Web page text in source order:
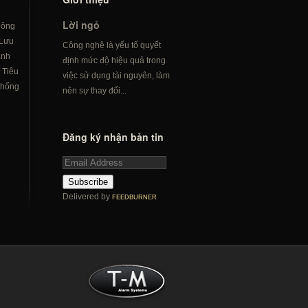
Lưu
Tiêu
Lời ngỏ
Công nghệ là yếu tố quyết
định mức độ hiệu quả trong
việc sử dụng tài nguyên, làm
nên sự thay đổi...
Đăng ký nhận bản tin
Subscribe
Delivered by FEEDBURNER